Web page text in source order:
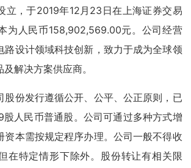
立，于2019年12月23日在上海证券交易
为人民币158,902,569.00元。公司经营
路设计领域科技创新，致力于成为全球领
解决方案供应商。
股份发行遵循公开、公平、公正原则，已
人民币普通股。公司可通过多种方式增
资本需按规定程序办理。公司一般不得收
在特定情形下除外。股份转让有相关限